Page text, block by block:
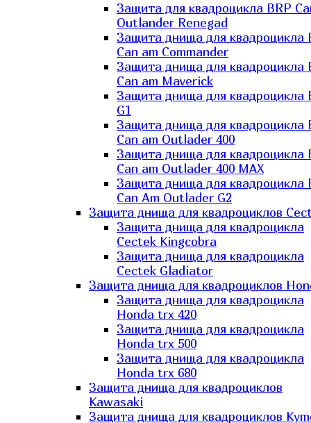
Защита для квадроцикла BRP
Outlander Renegad
Защита днища для квадроцикла
Can am Commander
Защита днища для квадроцикла
Can am Maverick
Защита днища для квадроцикла
G1
Защита днища для квадроцикла
Can am Outlader 400
Защита днища для квадроцикла
Can am Outlader 400 MAX
Защита днища для квадроцикла
Can Аm Outlader G2
Защита днища для квадроциклов
Защита днища для квадроцикла
Cectek Kingcobra
Защита днища для квадроцикла
Cectek Gladiator
Защита днища для квадроциклов
Защита днища для квадроцикла
Honda trx 420
Защита днища для квадроцикла
Honda trx 500
Защита днища для квадроцикла
Honda trx 680
Защита днища для квадроциклов
Kawasaki
Защита днища для квадроциклов